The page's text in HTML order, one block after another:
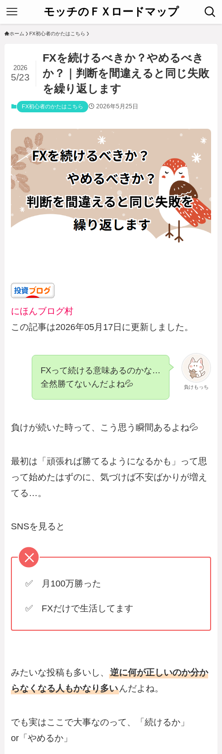
モッチのＦＸロードマップ
ホーム FX初心者のかたはこちら
FXを続けるべきか？やめるべき
か？｜判断を間違えると同じ失敗
を繰り返します
2026
5/23
FX初心者のかたはこちら 2026年5月25日
にほんブログ村
この記事は2026年05月17日に更新しました。
負けもっち
FXって続ける意味あるのかな…
全然勝てないんだよね💦
負けが続いた時って、こう思う瞬間あるよね💦
最初は「頑張れば勝てるようになるかも」って思
って始めたはずのに、気づけば不安ばかりが増え
てる…。
SNSを見ると
✅ 月100万勝った
✅ FXだけで生活してます
みたいな投稿も多いし、逆に何が正しいのか分か
らなくなる人もかなり多いんだよね。
でも実はここで大事なのって、「続けるか」
or「やめるか」